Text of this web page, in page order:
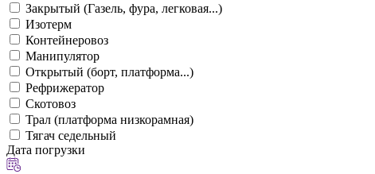
Закрытый (Газель, фура, легковая...)
Изотерм
Контейнеровоз
Манипулятор
Открытый (борт, платформа...)
Рефрижератор
Скотовоз
Трал (платформа низкорамная)
Тягач седельный
Дата погрузки